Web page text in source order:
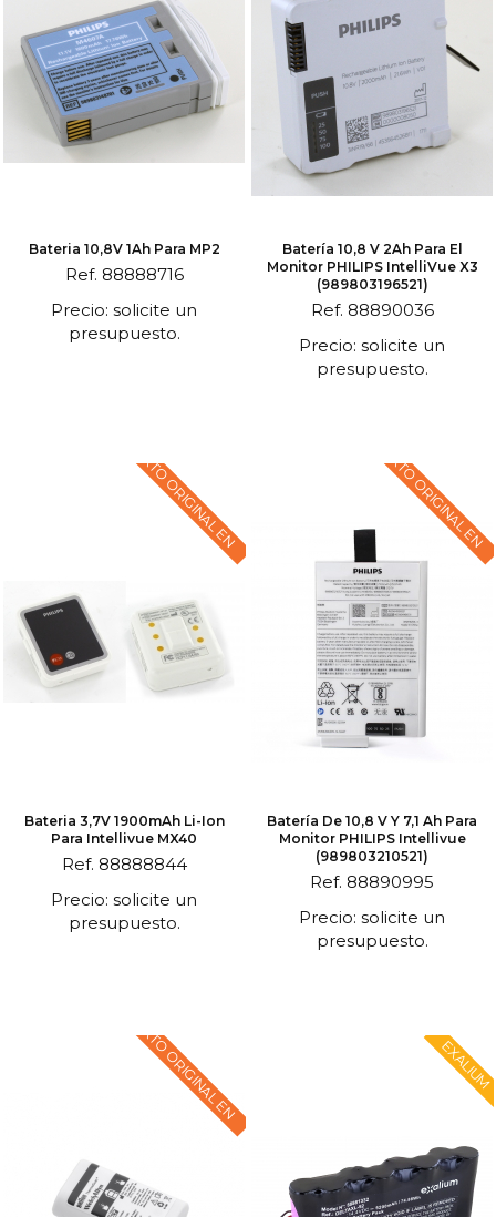
Bateria 10,8V 1Ah Para MP2
Ref. 88888716
Precio: solicite un
presupuesto.
Batería 10,8 V 2Ah Para El
Monitor PHILIPS IntelliVue X3
(989803196521)
Ref. 88890036
Precio: solicite un
presupuesto.
TEXTO ORIGINAL EN
Bateria 3,7V 1900mAh Li-Ion
Para Intellivue MX40
Ref. 88888844
Precio: solicite un
presupuesto.
TEXTO ORIGINAL EN
Batería De 10,8 V Y 7,1 Ah Para
Monitor PHILIPS Intellivue
(989803210521)
Ref. 88890995
Precio: solicite un
presupuesto.
TEXTO ORIGINAL EN EXALIUM